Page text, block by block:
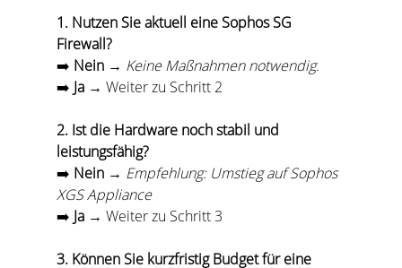
1. Nutzen Sie aktuell eine Sophos SG
Firewall?
➡️ Nein → Keine Maßnahmen notwendig.
➡️ Ja → Weiter zu Schritt 2
2. Ist die Hardware noch stabil und
leistungsfähig?
➡️ Nein → Empfehlung: Umstieg auf Sophos
XGS Appliance
➡️ Ja → Weiter zu Schritt 3
3. Können Sie kurzfristig Budget für eine